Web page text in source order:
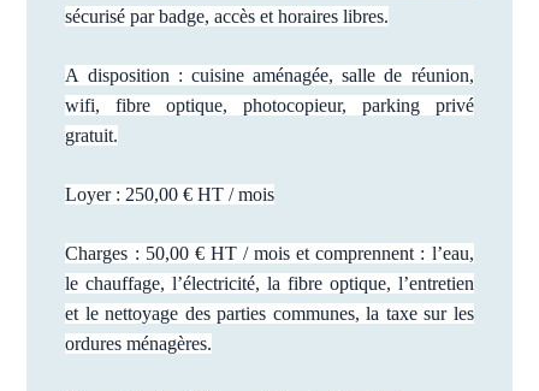
sécurisé par badge, accès et horaires libres.
A disposition : cuisine aménagée, salle de réunion,
wifi, fibre optique, photocopieur, parking privé
gratuit.
Loyer : 250,00 € HT / mois
Charges : 50,00 € HT / mois et comprennent : l’eau,
le chauffage, l’électricité, la fibre optique, l’entretien
et le nettoyage des parties communes, la taxe sur les
ordures ménagères.